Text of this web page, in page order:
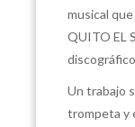
musical
QUITO EL
discográfico
Un trabajo
trompeta y